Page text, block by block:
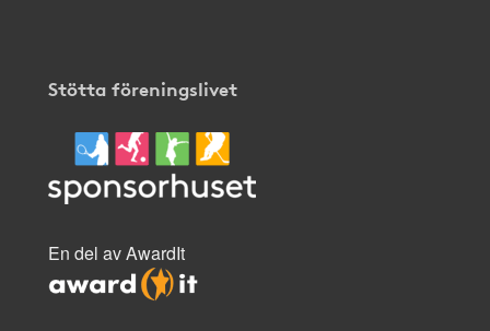
Stötta föreningslivet
En del av AwardIt